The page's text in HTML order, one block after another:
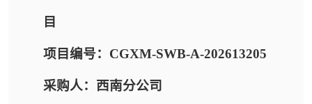
目
项目编号：CGXM-SWB-A-202613205
采购人：西南分公司